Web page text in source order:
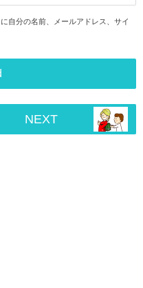
自分の名前、メールアドレス、サイ
NEXT